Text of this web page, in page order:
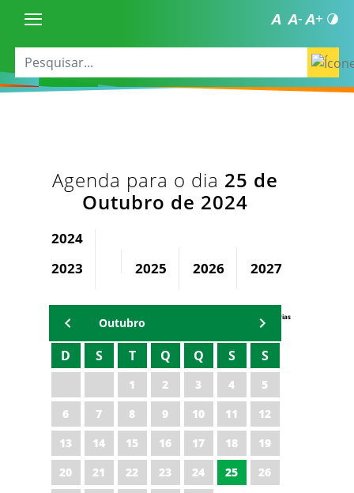
Agenda para o dia 25 de
Outubro de 2024
2024
2023
2025 2026 2027
Agenda Secretárias
Outubro
D S T Q Q S S
1 2 3 4
5
6
7 8 9 10 11
12
13
14 15 16 17 18
19
20
21 22 23 24 25
26